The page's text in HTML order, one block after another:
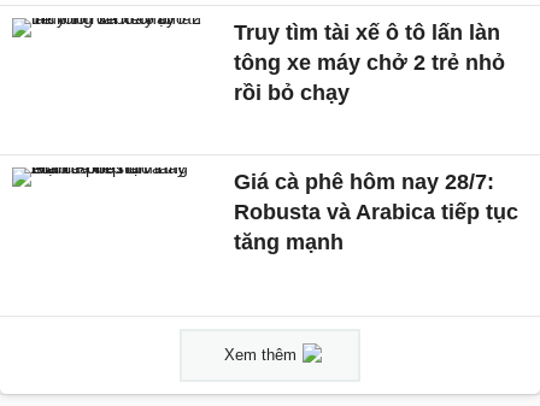
Truy tìm tài xế ô tô lấn làn
tông xe máy chở 2 trẻ nhỏ
rồi bỏ chạy
Giá cà phê hôm nay 28/7:
Robusta và Arabica tiếp tục
tăng mạnh
Xem thêm